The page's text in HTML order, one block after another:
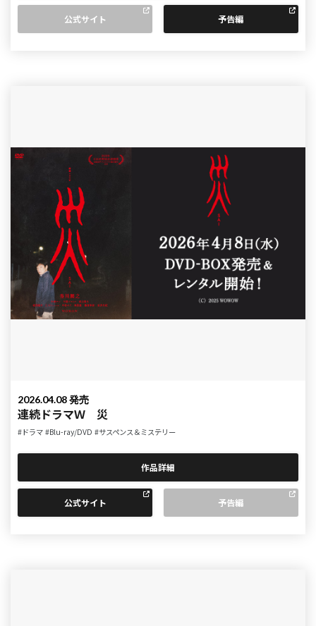
公式サイト 予告編
2026.04.08 発売
連続ドラマＷ 災
#ドラマ #Blu-ray/DVD #サスペンス＆ミステリー
作品詳細
公式サイト 予告編